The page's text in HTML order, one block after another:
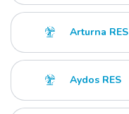
Arturna RES
Aydos RES